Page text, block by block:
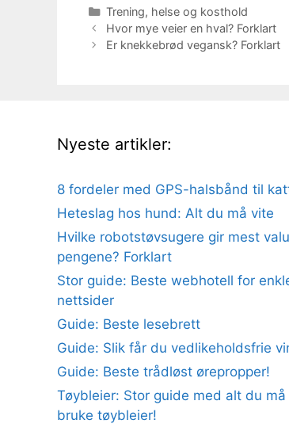
Kategorier
Trening, helse og kosthold
Hvor mye veier en hval? Forklart
Er knekkebrød vegansk? Forklart
Nyeste artikler:
8 fordeler med GPS-halsbånd til
Heteslag hos hund: Alt du må vite
Hvilke robotstøvsugere gir mest
pengene? Forklart
Stor guide: Beste webhotell for
nettsider
Guide: Beste lesebrett
Guide: Slik får du vedlikeholdsfrie
Guide: Beste trådløst ørepropper!
Tøybleier: Stor guide med alt du
bruke tøybleier!